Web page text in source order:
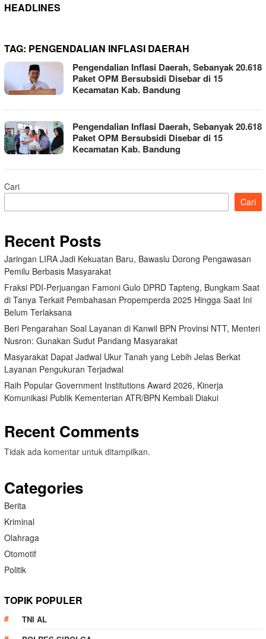
HEADLINES
TAG: PENGENDALIAN INFLASI DAERAH
Pengendalian Inflasi Daerah, Sebanyak 20.618
Paket OPM Bersubsidi Disebar di 15
Kecamatan Kab. Bandung
Pengendalian Inflasi Daerah, Sebanyak 20.618
Paket OPM Bersubsidi Disebar di 15
Kecamatan Kab. Bandung
Cari
Cari
Recent Posts
Jaringan LIRA Jadi Kekuatan Baru, Bawaslu Dorong Pengawasan
Pemilu Berbasis Masyarakat
Fraksi PDI-Perjuangan Famoni Gulo DPRD Tapteng, Bungkam Saat
di Tanya Terkait Pembahasan Propemperda 2025 Hingga Saat Ini
Belum Terlaksana
Beri Pengarahan Soal Layanan di Kanwil BPN Provinsi NTT, Menteri
Nusron: Gunakan Sudut Pandang Masyarakat
Masyarakat Dapat Jadwal Ukur Tanah yang Lebih Jelas Berkat
Layanan Pengukuran Terjadwal
Raih Popular Government Institutions Award 2026, Kinerja
Komunikasi Publik Kementerian ATR/BPN Kembali Diakui
Recent Comments
Tidak ada komentar untuk ditampilkan.
Categories
Berita
Kriminal
Olahraga
Otomotif
Politik
TOPIK POPULER
TNI AL